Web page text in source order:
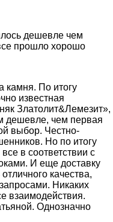
дешевле чем
прошло хорошо
камня. По итогу
известная
Златолит&Лемезит»,
дешевле, чем первая
выбор. Честно-
Но по итогу
в соответствии с
И еще доставку
качества,
Никаких
взаимодействия.
Однозначно